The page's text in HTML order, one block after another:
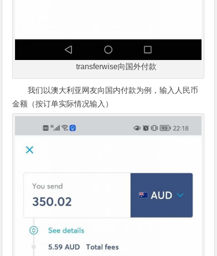
transferwise向国外付款
我们以澳大利亚网友向国内付款为例，输入人民币
金额（按订单实际情况输入）